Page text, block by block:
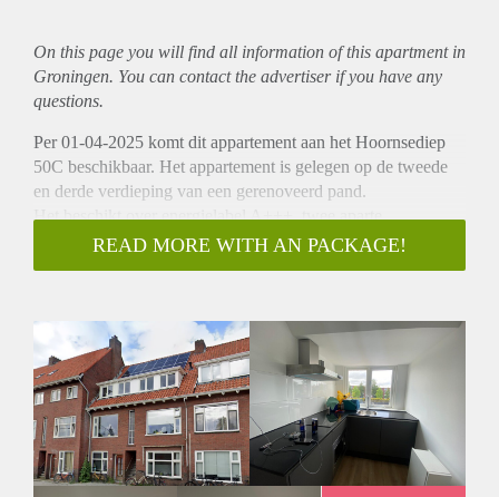
On this page you will find all information of this apartmentin
Groningen. You can contact the advertiser if you have any
questions.
Per 01-04-2025 komt dit appartement aan het Hoornsediep
50C beschikbaar. Het appartement is gelegen op de tweede
en derde verdieping van een gerenoveerd pand.
Het beschikt over energielabel A+++, twee aparte
slaapkamers en een ruim balkon.
Locatie
uitstekende ligging zijn alle voorzieningen nabij en is alles
zowel lopend als fietsend goed bereikbaar.
Indeling
Het appartement ligt op de tweede verdieping. De
woonkamer ligt aan de achterzijde en de keuken met
daarnaast een slaapkamer aan de voorzijde. In het midden ligt
de douche en het toilet. Via de trap naar boven is er een
READ MORE WITH AN PACKAGE!